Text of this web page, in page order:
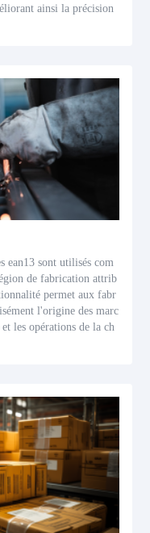
ainsi la précision
ean13 sont utilisés com
de fabrication attrib
permet aux fabr
l'origine des marc
les opérations de la ch